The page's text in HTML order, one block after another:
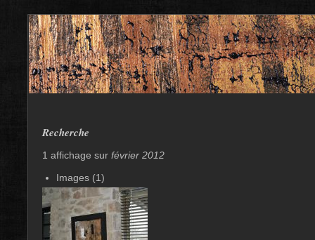
Recherche
1 affichage sur février 2012
Images (1)